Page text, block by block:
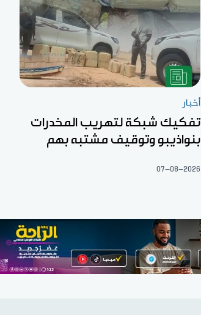
أخبار
تفكيك شبكة لتهريب المخدرات
بنواذيبو وتوقيف مشتبه بهم
07-08-2026